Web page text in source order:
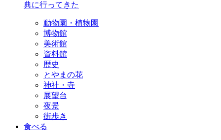
典に行ってきた
動物園・植物園
博物館
美術館
資料館
歴史
とやまの花
神社・寺
展望台
夜景
街歩き
食べる